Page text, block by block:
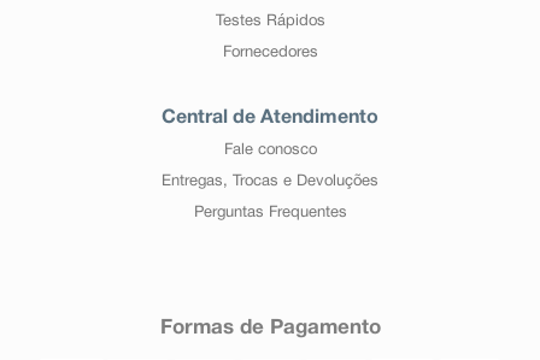
Testes Rápidos
Fornecedores
Central de Atendimento
Fale conosco
Entregas, Trocas e Devoluções
Perguntas Frequentes
Formas de Pagamento